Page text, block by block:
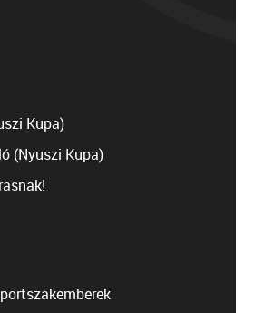
Kupa)
(Nyuszi Kupa)